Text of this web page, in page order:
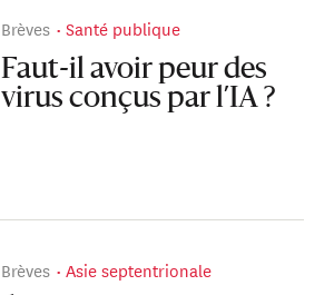
Brèves Santé publique
Faut-il avoir peur des
virus conçus par l’IA ?
Brèves Asie septentrionale